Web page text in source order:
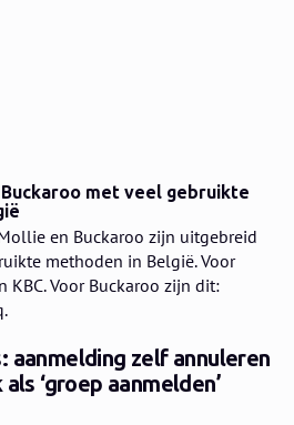
met veel gebruikte
en Buckaroo zijn uitgebreid
methoden in België. Voor
Voor Buckaroo zijn dit:
aanmelding zelf annuleren
‘groep aanmelden’